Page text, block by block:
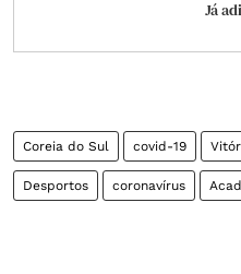
Já
Coreia do Sul covid-19
Desportos coronavírus